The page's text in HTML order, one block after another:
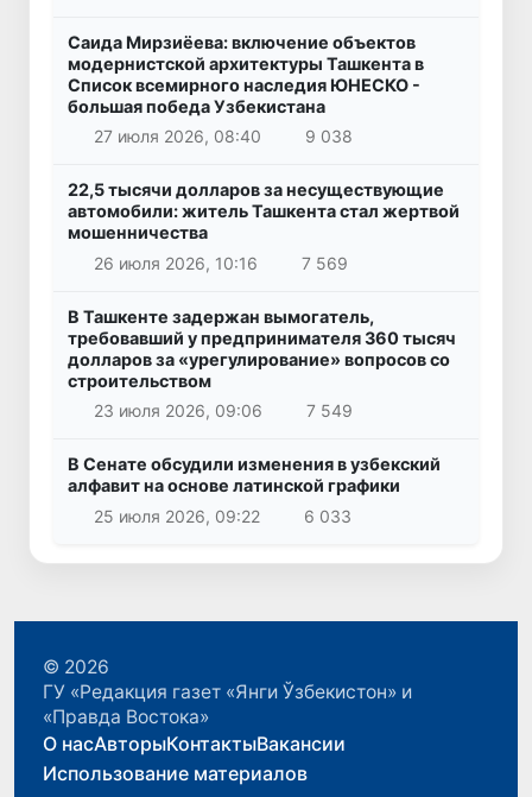
Саида Мирзиёева: включение объектов
модернистской архитектуры Ташкента в
Список всемирного наследия ЮНЕСКО -
большая победа Узбекистана
27 июля 2026, 08:40
9 038
22,5 тысячи долларов за несуществующие
автомобили: житель Ташкента стал жертвой
мошенничества
26 июля 2026, 10:16
7 569
В Ташкенте задержан вымогатель,
требовавший у предпринимателя 360 тысяч
долларов за «урегулирование» вопросов со
строительством
23 июля 2026, 09:06
7 549
В Сенате обсудили изменения в узбекский
алфавит на основе латинской графики
25 июля 2026, 09:22
6 033
© 2026
ГУ «Редакция газет «Янги Ўзбекистон» и
«Правда Востока»
О насАвторыКонтактыВакансии
Использование материалов